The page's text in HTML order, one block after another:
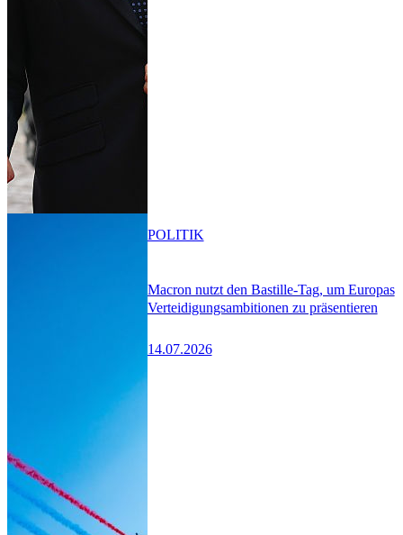
Macron nutzt den Bastille-Tag, um Europas
Verteidigungsambitionen zu präsentieren
14.07.2026
POLITIK